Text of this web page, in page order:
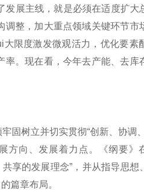
展主线，就是必须在适度扩大
整，加大重点领域关键环节市
限度激发微观活力，优化要素
。现在看，今年去产能、去库
树立并切实贯彻“创新、协调
向、发展着力点。《纲要》
享的发展理念”，并从指导思想
篇章布局。